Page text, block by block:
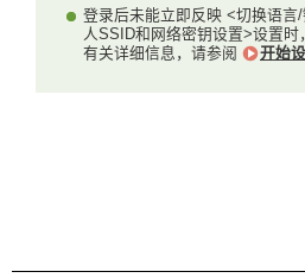
登录后未能立即反映 <切换语
人SSID和网络密钥设置>设置时
有关详细信息，请参阅
开始